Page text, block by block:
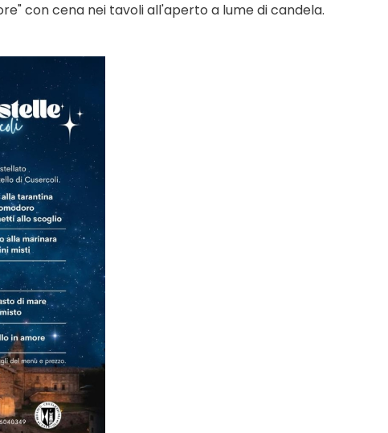
con cena nei tavoli all'aperto a lume di candela.